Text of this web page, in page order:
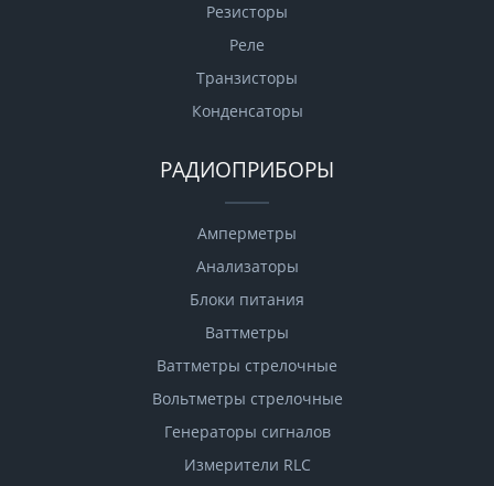
Резисторы
Реле
Транзисторы
Конденсаторы
РАДИОПРИБОРЫ
Амперметры
Анализаторы
Блоки питания
Ваттметры
Ваттметры стрелочные
Вольтметры стрелочные
Генераторы сигналов
Измерители RLC